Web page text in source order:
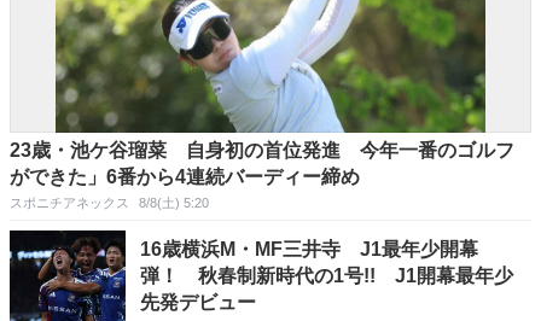
23歳・池ケ谷瑠菜 自身初の首位発進 今年一番のゴルフ
ができた」6番から4連続バーディー締め
スポニチアネックス 8/8(土) 5:20
16歳横浜M・MF三井寺 J1最年少開幕
弾！ 秋春制新時代の1号!! J1開幕最年少
先発デビュー